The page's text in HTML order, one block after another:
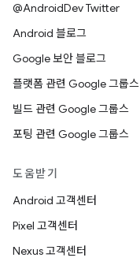
@AndroidDev Twitter
Android 블로그
Google 보안 블로그
플랫폼 관련 Google 그룹스
빌드 관련 Google 그룹스
포팅 관련 Google 그룹스
도움받기
Android 고객센터
Pixel 고객센터
Nexus 고객센터